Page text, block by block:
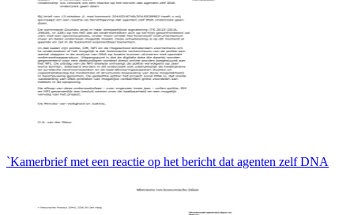
`Kamerbrief met een reactie op het bericht dat agenten zelf DNA